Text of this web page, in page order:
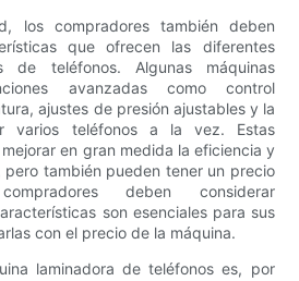
los compradores también deben
que ofrecen las diferentes
de teléfonos. Algunas máquinas
avanzadas como control
ajustes de presión ajustables y la
varios teléfonos a la vez. Estas
en gran medida la eficiencia y
también pueden tener un precio
deben considerar
son esenciales para sus
con el precio de la máquina.
laminadora de teléfonos es, por